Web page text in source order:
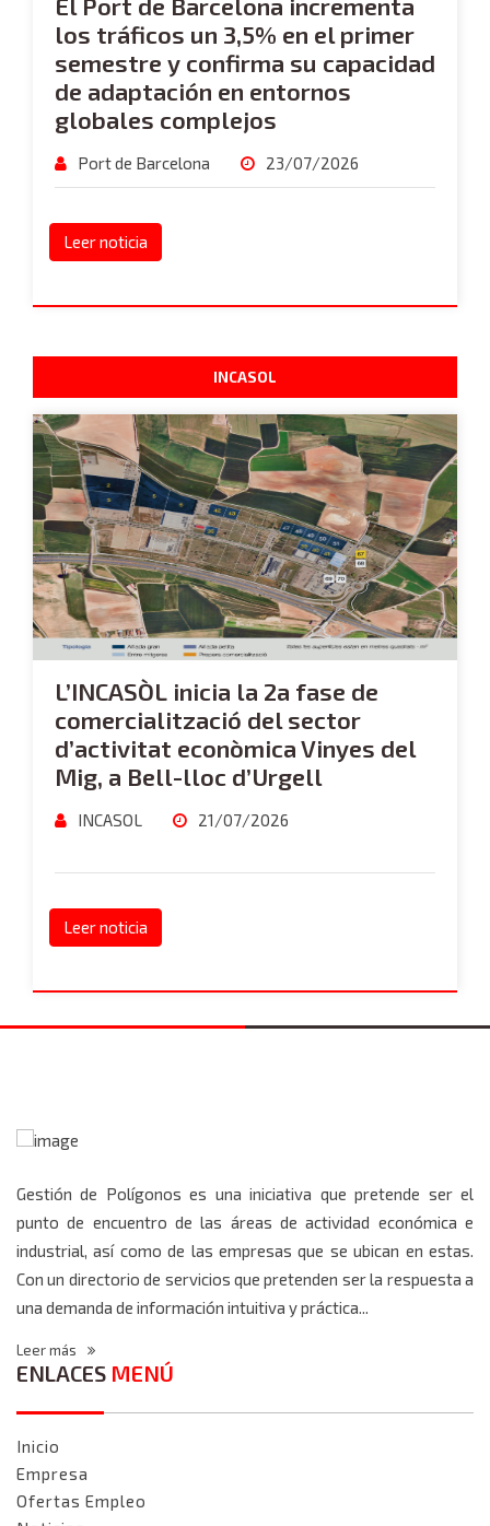
los tráficos un 3,5% en el primer
semestre y confirma su capacidad
de adaptación en entornos
globales complejos
Port de Barcelona 23/07/2026
Leer noticia
INCASOL
L’INCASÒL inicia la 2a fase de
comercialització del sector
d’activitat econòmica Vinyes del
Mig, a Bell-lloc d’Urgell
INCASOL 21/07/2026
Leer noticia
Gestión de Polígonos es una iniciativa que pretende ser el
punto de encuentro de las áreas de actividad económica e
industrial, así como de las empresas que se ubican en estas.
Con un directorio de servicios que pretenden ser la respuesta a
una demanda de información intuitiva y práctica...
Leer más
ENLACES MENÚ
Inicio
Empresa
Ofertas Empleo